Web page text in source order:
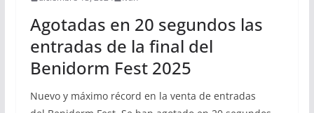
Agotadas en 20 segundos las
entradas de la final del
Benidorm Fest 2025
Nuevo y máximo récord en la venta de entradas